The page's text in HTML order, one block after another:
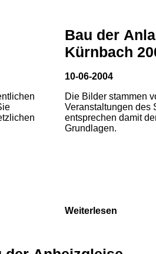
Bau der
Kürnbach
10-06-2004
Die Bilder stammen
Veranstaltungen des
entsprechen damit
Grundlagen.
Weiterlesen